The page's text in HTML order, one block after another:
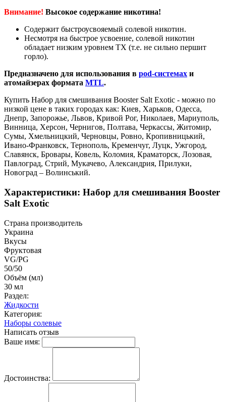
Внимание! Высокое содержание никотина!
Содержит быстроусвояемый солевой никотин.
Несмотря на быстрое усвоение, солевой никотин
обладает низким уровнем ТХ (т.е. не сильно першит
горло).
Предназначено для использования в pod-системах и
атомайзерах формата MTL.
Купить Набор для смешивания Booster Salt Exotic - можно по
низкой цене в таких городах как: Киев, Харьков, Одесса,
Днепр, Запорожье, Львов, Кривой Рог, Николаев, Мариуполь,
Винница, Херсон, Чернигов, Полтава, Черкассы, Житомир,
Сумы, Хмельницкий, Черновцы, Ровно, Кропивницький,
Ивано-Франковск, Тернополь, Кременчуг, Луцк, Ужгород,
Славянск, Бровары, Ковель, Коломия, Краматорск, Лозовая,
Павлоград, Стрий, Мукачево, Александрия, Прилуки,
Новоград – Волинський.
Характеристики: Набор для смешивания Booster
Salt Exotic
Страна производитель
Украина
Вкусы
Фруктовая
VG/PG
50/50
Объём (мл)
30 мл
Раздел:
Жидкости
Категория:
Наборы солевые
Написать отзыв
Ваше имя:
Достоинства: